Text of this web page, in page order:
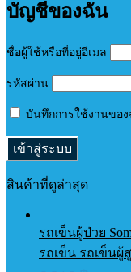
บัญชีของฉัน
ชื่อผู้ใช้หรือที่อยู่อีเมล
รหัสผ่าน
บันทึกการใช้งานขอ
สินค้าที่ดูล่าสุด
รถเข็นผู้ป่วย
รถเข็น รถเข็นผู้